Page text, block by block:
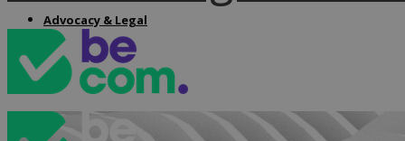
Advocacy & Legal